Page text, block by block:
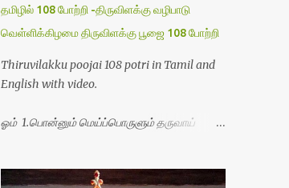
தமிழில் 108 போற்றி -திருவிளக்கு வழிபாடு
வெள்ளிக்கிழமை திருவிளக்கு பூஜை 108 போற்றி
Thiruvilakku poojai 108 potri in Tamil and
English with video.
ஓம் 1.பொன்னும் மெய்ப்பொருளும் தருவாய்
4.மூவுலகும் நிறைந்திருந்தாய் போற்றி 5.வரம்பில்